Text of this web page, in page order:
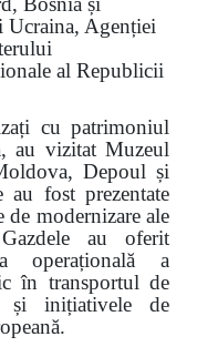
Ucraina, Agenției
al Republicii
cu patrimoniul
au vizitat Muzeul
Depoul și
au fost prezentate
de modernizare ale
au oferit
operațională a
în transportul de
și inițiativele de